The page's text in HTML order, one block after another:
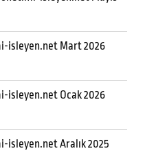
isleyen.net Mart 2026
isleyen.net Ocak 2026
isleyen.net Aralık 2025